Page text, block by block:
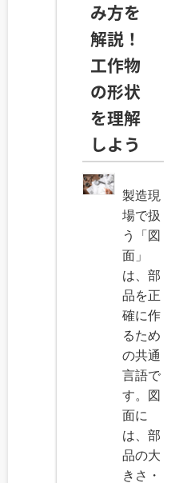
み方を
解説！
工作物
の形状
を理解
しよう
製造現
場で扱
う「図
面」
は、部
品を正
確に作
るため
の共通
言語で
す。図
面に
は、部
品の大
きさ・